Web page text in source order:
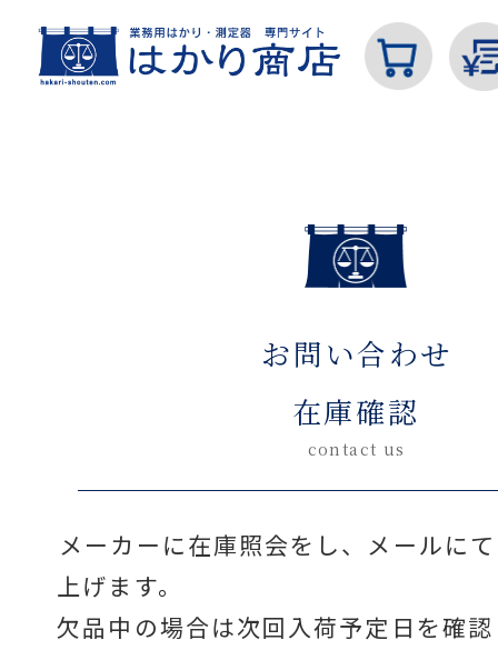
カテゴリから探す
分銅
温度計・湿度計
ホーム お問い合わせ在庫確認(入力ページ)
お問い合わせ
在庫確認
contact us
メーカーに在庫照会をし、メールに
上げます。
欠品中の場合は次回入荷予定日を確